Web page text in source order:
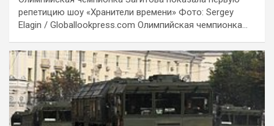
репетицию шоу «Хранители времени» Фото: Sergey
Elagin / Globallookpress.com Олимпийская чемпионка…